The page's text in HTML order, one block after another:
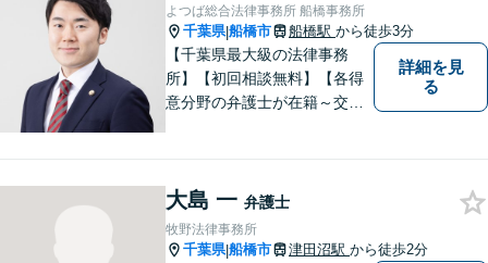
よつば総合法律事務所 船橋事務所
千葉県|船橋市 船橋駅 から徒歩3分
【千葉県最大級の法律事務
所】【初回相談無料】【各得
意分野の弁護士が在籍～交通
詳細を見
る
大島 一 弁護士
牧野法律事務所
千葉県|船橋市 津田沼駅 から徒歩2分